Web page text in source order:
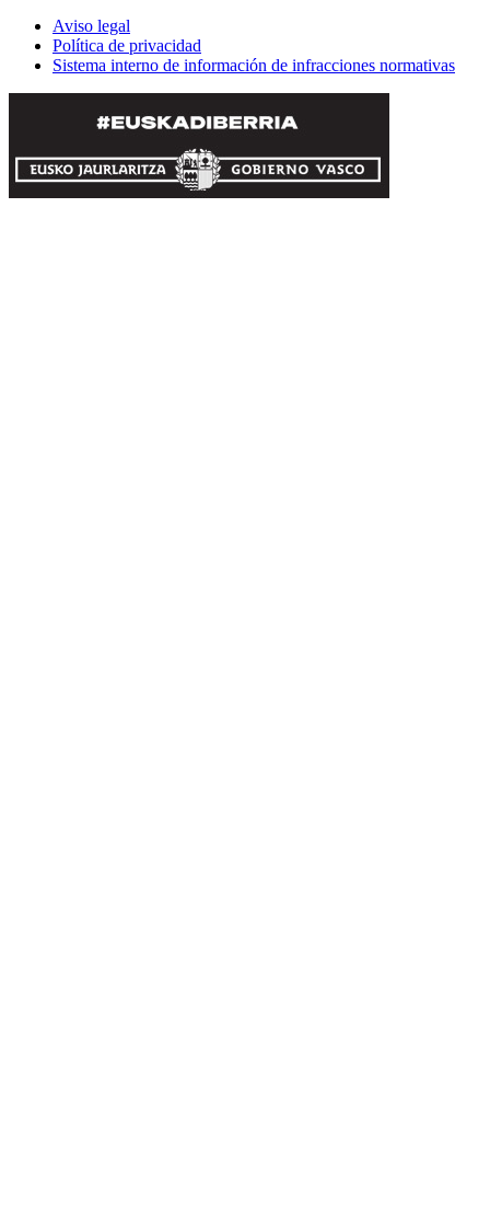
Aviso legal
Política de privacidad
Sistema interno de información de infracciones normativas